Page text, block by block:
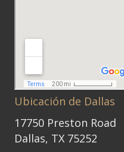
Ubicación de Dallas
17750 Preston Road
Dallas, TX 75252